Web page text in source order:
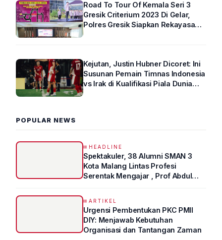
Road To Tour Of Kemala Seri 3
Gresik Criterium 2023 Di Gelar,
Polres Gresik Siapkan Rekayasa
Kejutan, Justin Hubner Dicoret: Ini
Susunan Pemain Timnas Indonesia
vs Irak di Kualifikasi Piala Dunia
POPULAR NEWS
HEADLINE
Spektakuler, 38 Alumni SMAN 3
Kota Malang Lintas Profesi
Serentak Mengajar , Prof Abdul
ARTIKEL
Urgensi Pembentukan PKC PMII
DIY: Menjawab Kebutuhan
Organisasi dan Tantangan Zaman